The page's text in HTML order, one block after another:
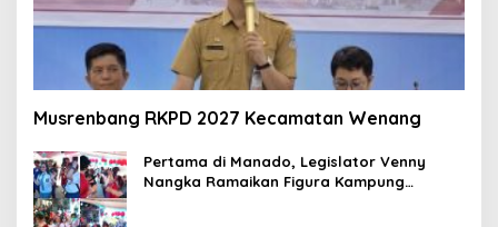
Musrenbang RKPD 2027 Kecamatan Wenang
Pertama di Manado, Legislator Venny
Nangka Ramaikan Figura Kampung